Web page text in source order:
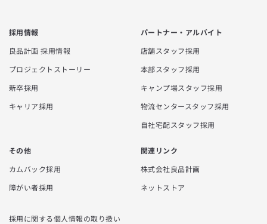
採用情報
良品計画 採用情報
プロジェクトストーリー
新卒採用
キャリア採用
パートナー・アルバイト
店舗スタッフ採用
本部スタッフ採用
キャンプ場スタッフ採用
物流センタースタッフ採用
自社宅配スタッフ採用
その他
カムバック採用
障がい者採用
関連リンク
株式会社良品計画
ネットストア
採用に関する個人情報の取り扱い